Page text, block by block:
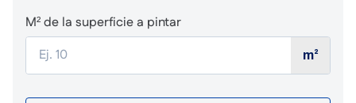
M² de la superficie a pintar
m²